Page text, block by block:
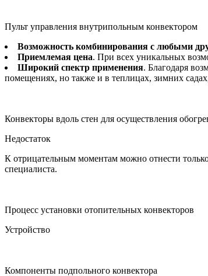
Пульт управления внутрипольным конвектором
Возможность комбинирования с любыми
Приемлемая цена. При всех уникальных
Широкий спектр применения. Благодаря
помещениях, но также и в теплицах, зимних
Конвекторы вдоль стен для осуществления
Недостаток
К отрицательным моментам можно отнести
специалиста.
Процесс установки отопительных конвекторов
Устройство
Компоненты подпольного конвектора